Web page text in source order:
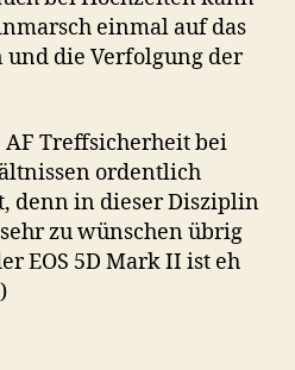
einmal auf das
und die Verfolgung der
AF Treffsicherheit bei
ordentlich
denn in dieser Disziplin
zu wünschen übrig
EOS 5D Mark II ist eh